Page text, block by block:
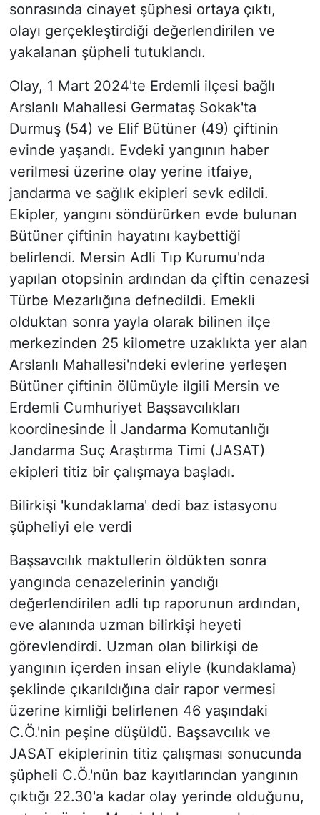
sonrasında cinayet şüphesi ortaya çıktı,
olayı gerçekleştirdiği değerlendirilen ve
yakalanan şüpheli tutuklandı.
Olay, 1 Mart 2024'te Erdemli ilçesi bağlı
Arslanlı Mahallesi Germataş Sokak'ta
Durmuş (54) ve Elif Bütüner (49) çiftinin
evinde yaşandı. Evdeki yangının haber
verilmesi üzerine olay yerine itfaiye,
jandarma ve sağlık ekipleri sevk edildi.
Ekipler, yangını söndürürken evde bulunan
Bütüner çiftinin hayatını kaybettiği
belirlendi. Mersin Adli Tıp Kurumu'nda
yapılan otopsinin ardından da çiftin cenazesi
Türbe Mezarlığına defnedildi. Emekli
olduktan sonra yayla olarak bilinen ilçe
merkezinden 25 kilometre uzaklıkta yer alan
Arslanlı Mahallesi'ndeki evlerine yerleşen
Bütüner çiftinin ölümüyle ilgili Mersin ve
Erdemli Cumhuriyet Başsavcılıkları
koordinesinde İl Jandarma Komutanlığı
Jandarma Suç Araştırma Timi (JASAT)
ekipleri titiz bir çalışmaya başladı.
Bilirkişi 'kundaklama' dedi baz istasyonu
şüpheliyi ele verdi
Başsavcılık maktullerin öldükten sonra
yangında cenazelerinin yandığı
değerlendirilen adli tıp raporunun ardından,
eve alanında uzman bilirkişi heyeti
görevlendirdi. Uzman olan bilirkişi de
yangının içerden insan eliyle (kundaklama)
şeklinde çıkarıldığına dair rapor vermesi
üzerine kimliği belirlenen 46 yaşındaki
C.Ö.'nin peşine düşüldü. Başsavcılık ve
JASAT ekiplerinin titiz çalışması sonucunda
şüpheli C.Ö.'nün baz kayıtlarından yangının
çıktığı 22.30'a kadar olay yerinde olduğunu,